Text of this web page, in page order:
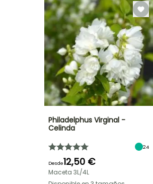
Philadelphus Virginal -
Celinda
24
Desde12,50 €
Maceta 3L/4L